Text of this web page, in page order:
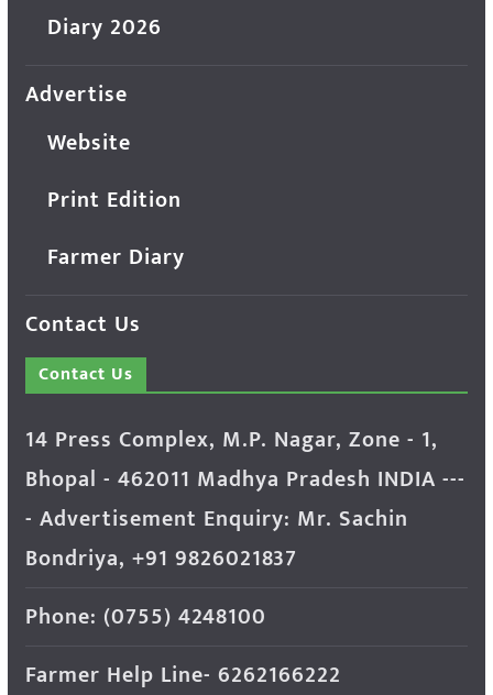
Diary 2026
Advertise
Website
Print Edition
Farmer Diary
Contact Us
Contact Us
14 Press Complex, M.P. Nagar, Zone - 1,
Bhopal - 462011 Madhya Pradesh INDIA ---
- Advertisement Enquiry: Mr. Sachin
Bondriya, +91 9826021837
Phone: (0755) 4248100
Farmer Help Line- 6262166222